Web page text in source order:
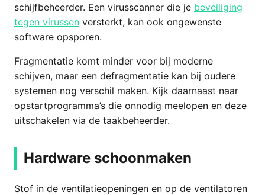
schijfbeheerder. Een virusscanner die je beveiliging
tegen virussen versterkt, kan ook ongewenste
software opsporen.
Fragmentatie komt minder voor bij moderne
schijven, maar een defragmentatie kan bij oudere
systemen nog verschil maken. Kijk daarnaast naar
opstartprogramma’s die onnodig meelopen en deze
uitschakelen via de taakbeheerder.
Hardware schoonmaken
Stof in de ventilatieopeningen en op de ventilatoren